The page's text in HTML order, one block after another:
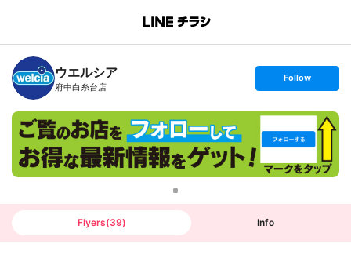
B
n
c
h
T
ウエルシア
府中白糸台店
s
t
o
l
o
w
Follow
Flyers(39) Info